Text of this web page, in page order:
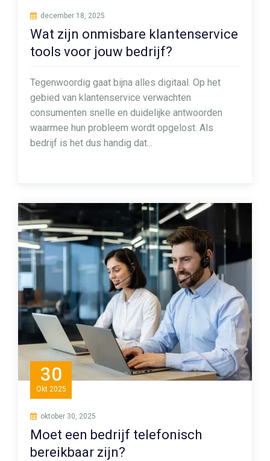
december 18, 2025
Wat zijn onmisbare klantenservice
tools voor jouw bedrijf?
Tegenwoordig gaat bijna alles digitaal. Op het
gebied van klantenservice verwachten
consumenten snelle en duidelijke antwoorden
waarmee hun probleem wordt opgelost. Als
bedrijf is het dus handig dat...
30
Okt 2025
oktober 30, 2025
Moet een bedrijf telefonisch
bereikbaar zijn?